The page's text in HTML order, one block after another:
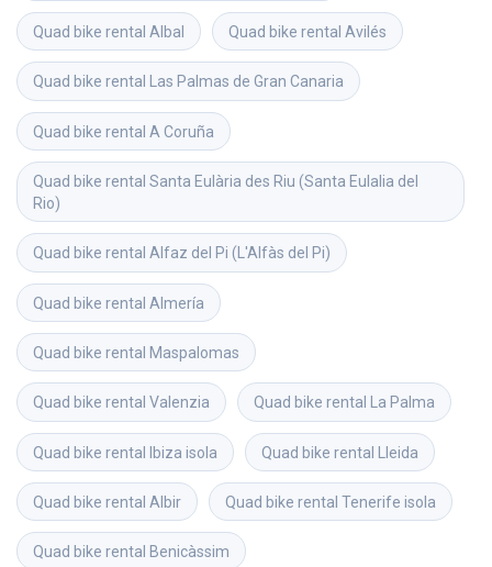
Quad bike rental Albal Quad bike rental Avilés
Quad bike rental Las Palmas de Gran Canaria
Quad bike rental A Coruña
Quad bike rental Santa Eulària des Riu (Santa Eulalia del
Rio)
Quad bike rental Alfaz del Pi (L'Alfàs del Pi)
Quad bike rental Almería
Quad bike rental Maspalomas
Quad bike rental Valenzia Quad bike rental La Palma
Quad bike rental Ibiza isola Quad bike rental Lleida
Quad bike rental Albir Quad bike rental Tenerife isola
Quad bike rental Benicàssim